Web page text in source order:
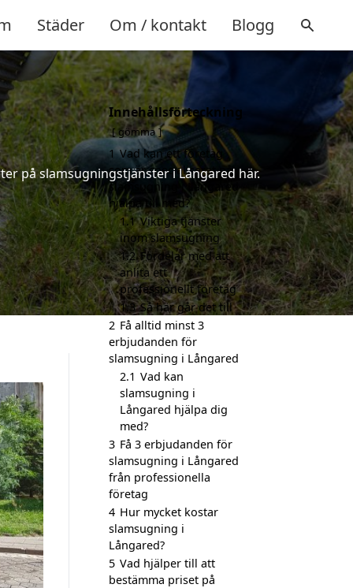
Städer Om / kontakt Blogg
på slamsugningstjänster i Långared här.
Innehållsförteckning
gömma
1 Vad kan ett företag
som är specialiserat på
slamsugning i Långared
hjälpa till med?
1.1 Viktiga tjänster
inom slamsugning
1.2 Fördelar med att
anlita ett
professionellt företag
1.3 Så här går det till
2 Få alltid minst 3
erbjudanden för
slamsugning i Långared
2.1 Vad kan
slamsugning i
Långared hjälpa dig
med?
3 Få 3 erbjudanden för
slamsugning i Långared
från professionella
företag
4 Hur mycket kostar
slamsugning i
Långared?
5 Vad hjälper till att
bestämma priset på